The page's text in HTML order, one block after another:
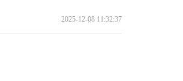
2025-12-08 11:32:37